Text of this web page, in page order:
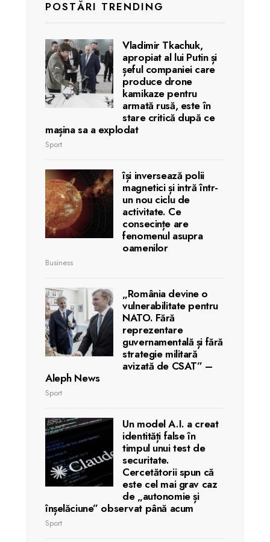
POSTĂRI TRENDING
Vladimir Tkachuk,
apropiat al lui Putin și
șeful companiei care
produce drone
kamikaze pentru
armată rusă, este în
stare critică după ce
mașina sa a explodat
Sport
își inversează polii
magnetici și intră într-
un nou ciclu de
activitate. Ce
consecințe are
fenomenul asupra
oamenilor
Business
„România devine o
vulnerabilitate pentru
NATO. Fără
reprezentare
guvernamentală și fără
strategie militară
avizată de CSAT” –
Aleph News
Sport
Un model A.I. a creat
identități false în
timpul unui test de
securitate.
Cercetătorii spun că
este cel mai grav caz
de „autonomie și
înșelăciune” observat până acum
Sport